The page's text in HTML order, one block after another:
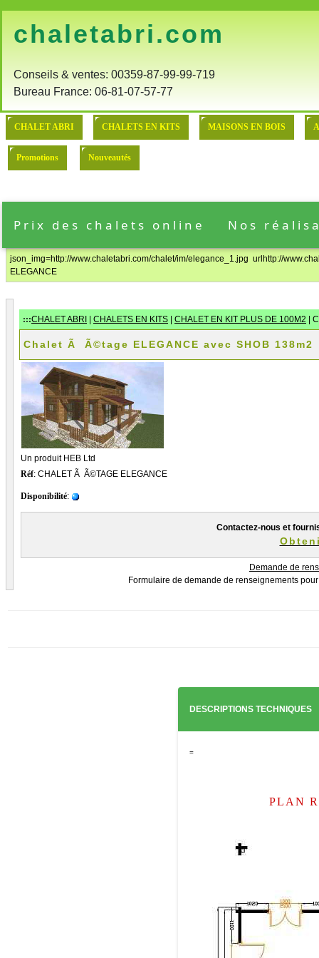
chaletabri.com
Conseils & ventes: 00359-87-99-99-719
Bureau France: 06-81-07-57-77
CHALET ABRI CHALETS EN KITS MAISONS EN BOIS
Promotions Nouveautés
Prix des chalets online Nos
json_img=http://www.chaletabri.com/chalet/im/elegance_1.jpg urlhttp://
ELEGANCE
:::CHALET ABRI CHALETS EN KITS CHALET EN KIT PLUS DE 100M2 |
Chalet Ã Ã©tage ELEGANCE avec SHOB 138m2
Un produit HEB Ltd
Réf: CHALET Ã Ã©TAGE ELEGANCE
Disponibilité:
Contactez-nous et
Demande de
Formulaire de demande de renseignements
DESCRIPTIONS TECHNIQUES
=
PLAN